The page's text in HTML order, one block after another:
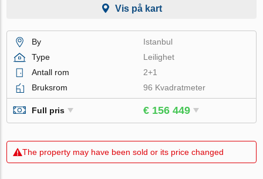
Vis på kart
By
Istanbul
Type
Leilighet
Antall rom
2+1
Bruksrom
96 Kvadratmeter
Full pris € 156 449
The property may have been sold or its price changed